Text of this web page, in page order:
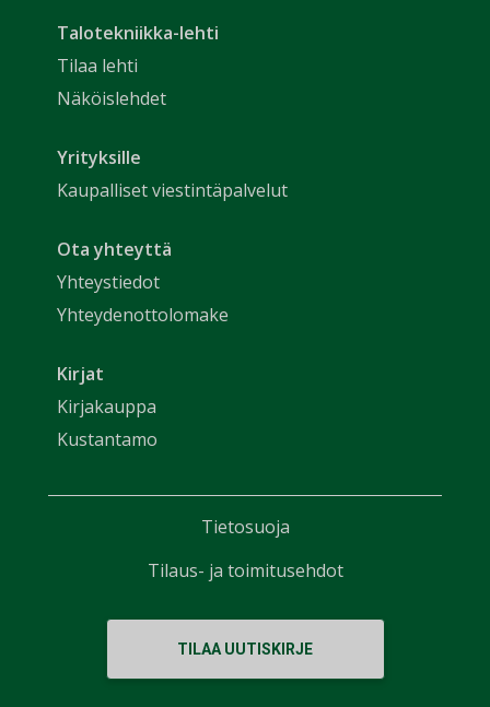
Talotekniikka-lehti
Tilaa lehti
Näköislehdet
Yrityksille
Kaupalliset viestintäpalvelut
Ota yhteyttä
Yhteystiedot
Yhteydenottolomake
Kirjat
Kirjakauppa
Kustantamo
TILAA UUTISKIRJE
Tietosuoja
Tilaus- ja toimitusehdot